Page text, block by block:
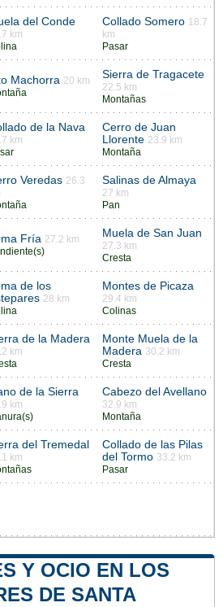
del Conde
km
Collado Somero 18.7
km
Pasar
Machorra 20 km
Sierra de Tragacete
22.5 km
Montañas
de la Nava
km
Cerro de Juan
Llorente 23.9 km
Montaña
Veredas 26.3
Salinas de Almaya
27 km
Pan
Fría 27.2 km
Muela de San Juan
27.3 km
Cresta
de los
28 km
Montes de Picaza
29.4 km
Colinas
de la Madera
km
Monte Muela de la
Madera 30.2 km
Cresta
de la Sierra
km
Cabezo del Avellano
32.9 km
Montaña
del Tremedal
km
Collado de las Pilas
del Tormo 33.2 km
Pasar
Y OCIO EN LOS
DE SANTA